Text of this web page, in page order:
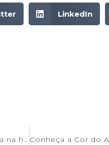
LinkedIn
Axia+: A arte contemporânea e sua influência na história.